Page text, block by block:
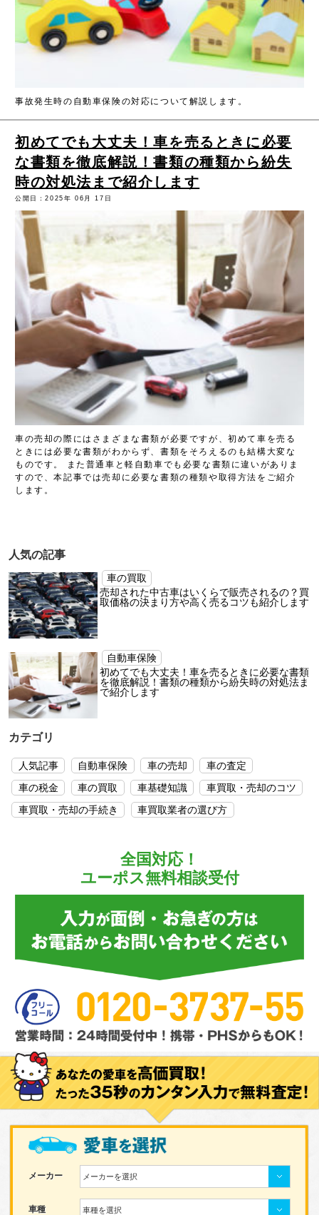
事故発生時の自動車保険の対応について解説します。
初めてでも大丈夫！車を売るときに必要
な書類を徹底解説！書類の種類から紛失
時の対処法まで紹介します
公開日：2025年 06月 17日
車の売却の際にはさまざまな書類が必要ですが、初めて車を売る
ときには必要な書類がわからず、書類をそろえるのも結構大変な
ものです。 また普通車と軽自動車でも必要な書類に違いがありま
すので、本記事では売却に必要な書類の種類や取得方法をご紹介
します。
人気の記事
車の買取
売却された中古車はいくらで販売されるの？買
取価格の決まり方や高く売るコツも紹介します
自動車保険
初めてでも大丈夫！車を売るときに必要な書類
を徹底解説！書類の種類から紛失時の対処法ま
で紹介します
カテゴリ
人気記事 自動車保険 車の売却
車の査定
車の税金
車の買取 車基礎知識
車買取・売却のコツ
車買取・売却の手続き
車買取業者の選び方
全国対応！
ユーポス無料相談受付
メーカー メーカーを選択
車種 車種を選択